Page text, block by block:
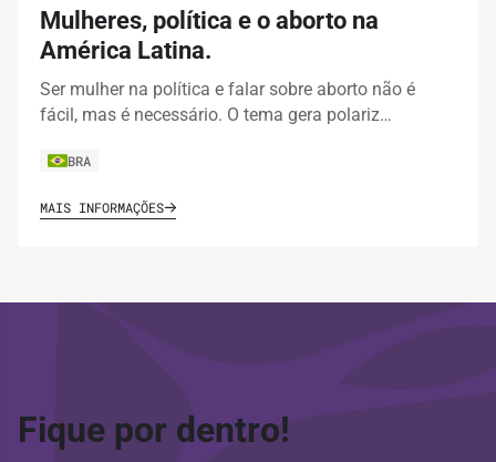
Mulheres, política e o aborto na
América Latina.
Ser mulher na política e falar sobre aborto não é
fácil, mas é necessário. O tema gera polariz…
BRA
MAIS INFORMAÇÕES
Fique por dentro!